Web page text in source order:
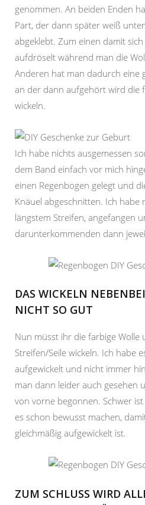
genommen. An beiden Enden
Part, der dann später weiß
abgeklebt. Zum einen damit
aufdröselt während man die
Anderen hat man dadurch eine
an der dann aufgehört wird die
wickeln.
Ich habe nichts ausgemessen
dem Band einfach vor mich
einen Regenbogen gelegt und
Knäuel abgeschnitten. Ich habe
längstem Streifen, angefangen
darunterkommenden dann
DAS WICKELN
NICHT SO GUT
Nun müsst ihr die farbige Wolle
Streifen/Seile wickeln. Ich habe
aufgewickelt und nicht immer
man dann leider auch gesehen
von vorne begonnen. Schwer
es schon bewusst machen,
gleichmäßig aufgewickelt ist.
ZUM SCHLUSS WIRD